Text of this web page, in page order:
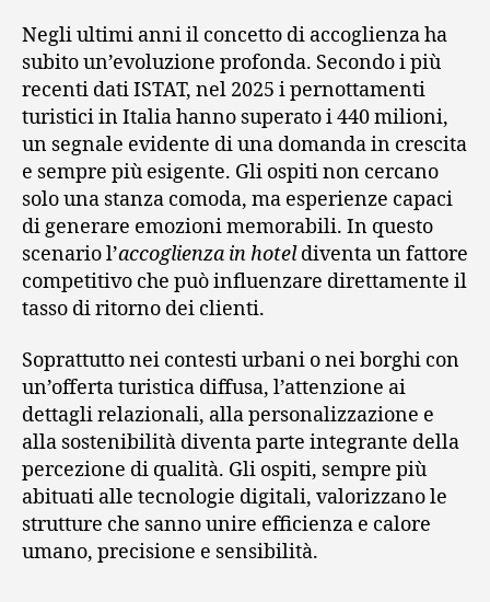
Negli ultimi anni il concetto di accoglienza ha
subito un’evoluzione profonda. Secondo i più
recenti dati ISTAT, nel 2025 i pernottamenti
turistici in Italia hanno superato i 440 milioni,
un segnale evidente di una domanda in crescita
e sempre più esigente. Gli ospiti non cercano
solo una stanza comoda, ma esperienze capaci
di generare emozioni memorabili. In questo
scenario l’accoglienza in hoteldiventa un fattore
competitivo che può influenzare direttamente il
tasso di ritorno dei clienti.
Soprattutto nei contesti urbani o nei borghi con
un’offerta turistica diffusa, l’attenzione ai
dettagli relazionali, alla personalizzazione e
alla sostenibilità diventa parte integrante della
percezione di qualità. Gli ospiti, sempre più
abituati alle tecnologie digitali, valorizzano le
strutture che sanno unire efficienza e calore
umano, precisione e sensibilità.